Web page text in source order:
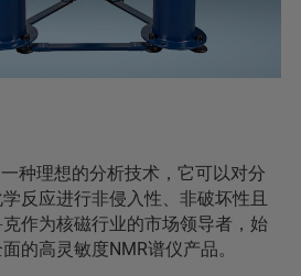
种理想的分析技术，它可以对分
反应进行非侵入性、非破坏性且
作为核磁行业的市场领导者，始
的高灵敏度NMR谱仪产品。